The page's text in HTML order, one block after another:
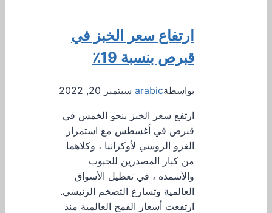
ارتفاع سعر الخبز في
قبرص بنسبة 19٪
بواسطةarabic سبتمبر 20, 2022
ارتفع سعر الخبز بنحو الخمس في
قبرص في أغسطس مع استمرار
الغزو الروسي لأوكرانيا ، وكلاهما
من كبار المصدرين للحبوب
والأسمدة ، في تعطيل الأسواق
العالمية وتسارع التضخم الرئيسي.
ارتفعت أسعار القمح العالمية منذ